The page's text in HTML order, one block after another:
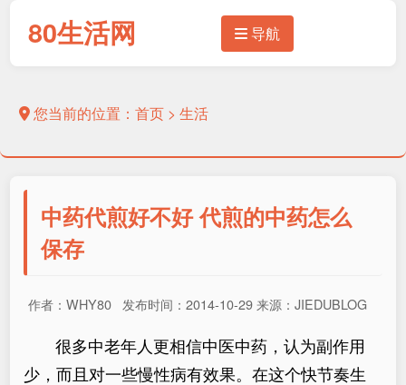
80生活网 导航
您当前的位置：首页 >生活
中药代煎好不好 代煎的中药怎么
保存
作者：WHY80 发布时间：2014-10-29 来源：JIEDUBLOG
很多中老年人更相信中医中药，认为副作用
少，而且对一些慢性病有效果。在这个快节奏生